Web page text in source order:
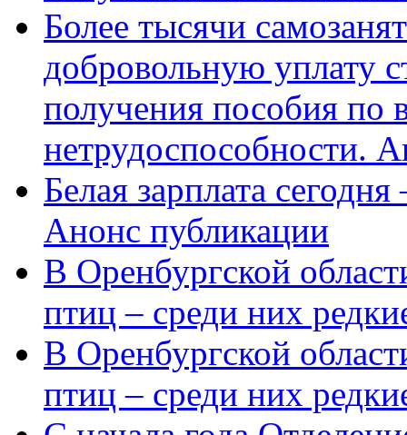
Более тысячи
добровольную уплату
получения пособия по
нетрудоспособности.
Белая зарплата
Анонс публикации
В Оренбургской
птиц – среди них
В Оренбургской
птиц – среди них